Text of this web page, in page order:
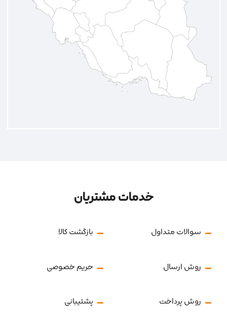
خدمات مشتریان
سوالات متداول بازگشت کالا
روش ارسال حریم خصوصی
روش پرداخت پشتیبانی